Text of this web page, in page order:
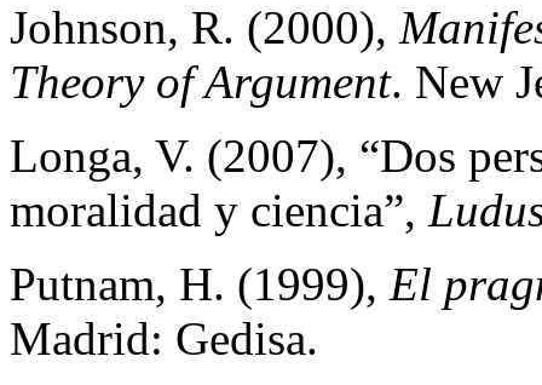
Johnson, R. (2000),
Theory of Argument. New
Longa, V. (2007), “Dos
moralidad y ciencia”,
Putnam, H. (1999), El
Madrid: Gedisa.